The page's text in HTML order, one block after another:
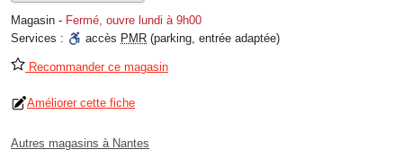
Magasin - Fermé, ouvre lundi à 9h00
Services :
accès PMR (parking, entrée adaptée)
Recommander ce magasin
Améliorer cette fiche
Autres magasins à Nantes